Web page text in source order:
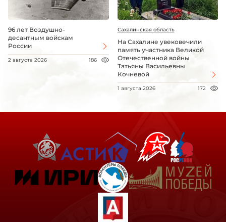
96 лет Воздушно-
десантным войскам
России
2 августа 2026 186
Сахалинская область
На Сахалине увековечили
память участника Великой
Отечественной войны
Татьяны Васильевны
Кочневой
1 августа 2026 172